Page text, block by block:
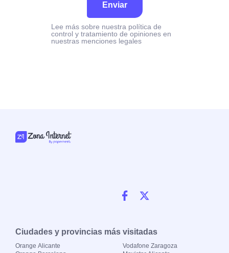
Enviar
Lee más sobre nuestra política de
control y tratamiento de opiniones en
nuestras menciones legales
Ciudades y provincias más visitadas
Orange Alicante
Vodafone Zaragoza